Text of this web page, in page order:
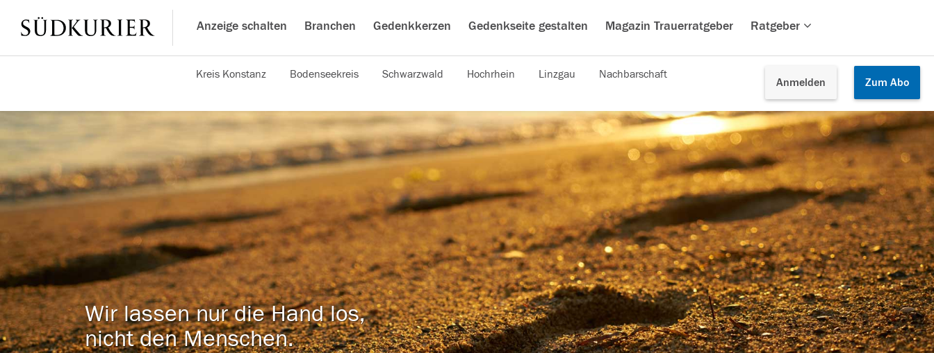
Anzeige schalten Branchen Gedenkkerzen Gedenkseite gestalten Magazin Trauerratgeber Ratgeber
Anmelden Zum Abo
Kreis Konstanz Bodenseekreis Schwarzwald Hochrhein Linzgau Nachbarschaft
Wir lassen nur die Hand los,
nicht den Menschen.